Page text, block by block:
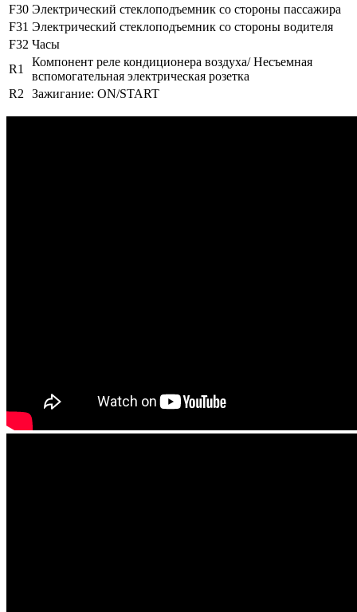
F30 Электрический стеклоподъемник со стороны пассажира
F31 Электрический стеклоподъемник со стороны водителя
F32 Часы
R1
Компонент реле кондиционера воздуха/ Несъемная
вспомогательная электрическая розетка
R2
Зажигание: ON/START